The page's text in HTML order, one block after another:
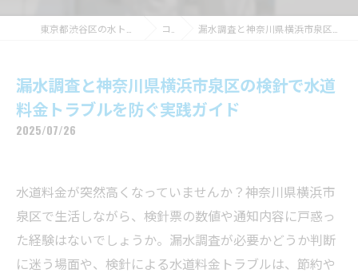
コラム 漏水調査と神奈川県横浜市泉区の検針で水道料金トラブルを防ぐ実践ガイド
漏水調査と神奈川県横浜市泉区の検針で水道
料金トラブルを防ぐ実践ガイド
2025/07/26
水道料金が突然高くなっていませんか？神奈川県横浜市
泉区で生活しながら、検針票の数値や通知内容に戸惑っ
た経験はないでしょうか。漏水調査が必要かどうか判断
に迷う場面や、検針による水道料金トラブルは、節約や